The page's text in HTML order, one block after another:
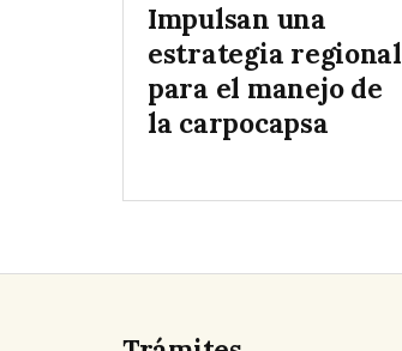
Impulsan una
estrategia regional
para el manejo de
la carpocapsa